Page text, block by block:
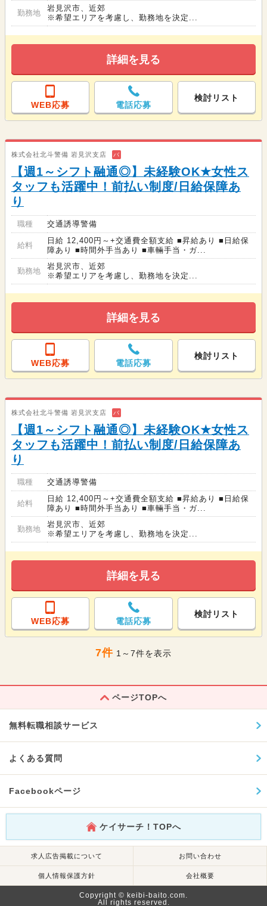
勤務地
岩見沢市、近郊
※希望エリアを考慮し、勤務地を決定...
詳細を見る
WEB応募 電話応募
検討リスト
株式会社北斗警備 岩見沢支店 バ
【週1～シフト融通◎】未経験OK★女性ス
タッフも活躍中！前払い制度/日給保障あ
り
職種 交通誘導警備
給料
日給 12,400円～+交通費全額支給 ■昇給あり ■日給保
障あり ■時間外手当あり ■車輛手当・ガ...
勤務地
岩見沢市、近郊
※希望エリアを考慮し、勤務地を決定...
詳細を見る
WEB応募 電話応募
検討リスト
株式会社北斗警備 岩見沢支店 バ
【週1～シフト融通◎】未経験OK★女性ス
タッフも活躍中！前払い制度/日給保障あ
り
職種 交通誘導警備
給料
日給 12,400円～+交通費全額支給 ■昇給あり ■日給保
障あり ■時間外手当あり ■車輛手当・ガ...
勤務地
岩見沢市、近郊
※希望エリアを考慮し、勤務地を決定...
詳細を見る
WEB応募 電話応募
検討リスト
7件 1～7件を表示
ページTOPへ
無料転職相談サービス
よくある質問
Facebookページ
ケイサーチ！TOPへ
求人広告掲載について お問い合わせ
個人情報保護方針 会社概要
Copyright © keibi-baito.com.
All rights reserved.